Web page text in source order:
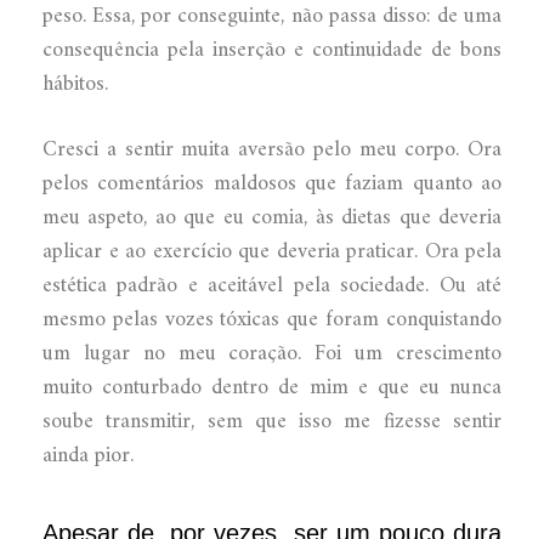
peso. Essa, por conseguinte, não passa disso: de uma
consequência pela inserção e continuidade de bons
hábitos.
Cresci a sentir muita aversão pelo meu corpo. Ora
pelos comentários maldosos que faziam quanto ao
meu aspeto, ao que eu comia, às dietas que deveria
aplicar e ao exercício que deveria praticar. Ora pela
estética padrão e aceitável pela sociedade. Ou até
mesmo pelas vozes tóxicas que foram conquistando
um lugar no meu coração. Foi um crescimento
muito conturbado dentro de mim e que eu nunca
soube transmitir, sem que isso me fizesse sentir
ainda pior.
Apesar de, por vezes, ser um pouco dura